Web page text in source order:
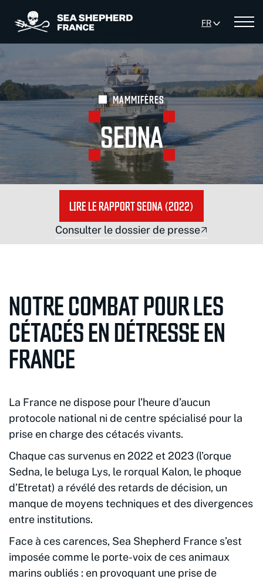
FR
MAMMIFÈRES
SEDNA
LIRE LE RAPPORT SEDNA (2022)
Consulter le dossier de presse
NOTRE COMBAT POUR LES
CÉTACÉS EN DÉTRESSE EN
FRANCE
La France ne dispose pour l’heure d’aucun
protocole national ni de centre spécialisé pour la
prise en charge des cétacés vivants.
Chaque cas survenus en 2022 et 2023 (l’orque
Sedna, le beluga Lys, le rorqual Kalon, le phoque
d’Etretat) a révélé des retards de décision, un
manque de moyens techniques et des divergences
entre institutions.
Face à ces carences, Sea Shepherd France s’est
imposée comme le porte-voix de ces animaux
marins oubliés : en provoquant une prise de